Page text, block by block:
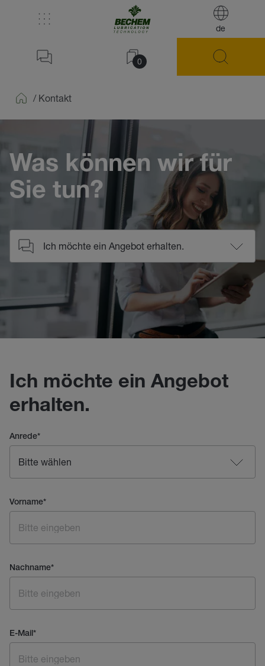
de
0
/ Kontakt
Was können wir für
Sie tun?
Ich möchte ein Angebot
erhalten.
Anrede*
Vorname*
Nachname*
E-Mail*